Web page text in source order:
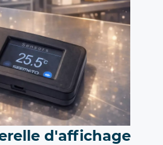
d'affichage